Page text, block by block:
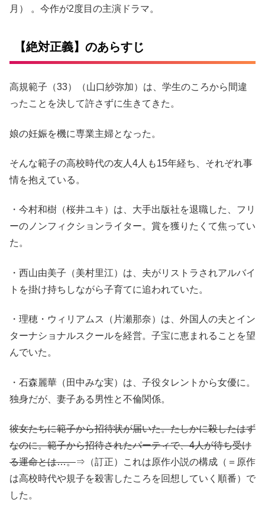
月） 。今作が2度目の主演ドラマ。
【絶対正義】のあらすじ
高規範子（33）（山口紗弥加）は、学生のころから間違
ったことを決して許さずに生きてきた。
娘の妊娠を機に専業主婦となった。
そんな範子の高校時代の友人4人も15年経ち、それぞれ事
情を抱えている。
・今村和樹（桜井ユキ）は、大手出版社を退職した、フリ
ーのノンフィクションライター。賞を獲りたくて焦ってい
た。
・西山由美子（美村里江）は、夫がリストラされアルバイ
トを掛け持ちしながら子育てに追われていた。
・理穂・ウィリアムス（片瀬那奈）は、外国人の夫とイン
ターナショナルスクールを経営。子宝に恵まれることを望
んでいた。
・石森麗華（田中みな実）は、子役タレントから女優に。
独身だが、妻子ある男性と不倫関係。
彼女たちに範子から招待状が届いた。たしかに殺したはず
なのに。範子から招待されたパーティで、4人が待ち受け
る運命とは…。⇒（訂正）これは原作小説の構成（＝原作
は高校時代や規子を殺害したころを回想していく順番）で
した。